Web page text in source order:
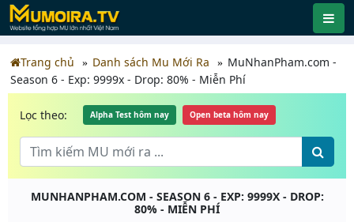
Trang chủ Danh sách Mu Mới Ra
MuNhanPham.com -
Season 6 - Exp: 9999x - Drop: 80% - Miễn Phí
Lọc theo: Alpha Test hôm nay Open beta hôm nay
MUNHANPHAM.COM - SEASON 6 - EXP: 9999X - DROP:
80% - MIỄN PHÍ